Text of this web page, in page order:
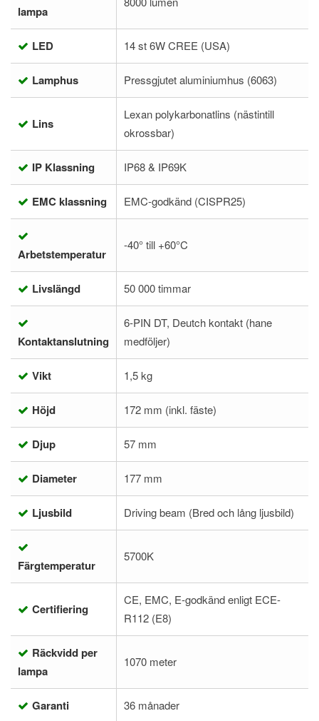
lampa
LED 14 st 6W CREE (USA)
Lamphus Pressgjutet aluminiumhus (6063)
Lins
Lexan polykarbonatlins (nästintill
okrossbar)
IP Klassning IP68 & IP69K
EMC klassning EMC-godkänd (CISPR25)
Arbetstemperatur
-40° till +60°C
Livslängd 50 000 timmar
Kontaktanslutning
6-PIN DT, Deutch kontakt (hane
medföljer)
Vikt 1,5 kg
Höjd 172 mm (inkl. fäste)
Djup 57 mm
Diameter 177 mm
Ljusbild Driving beam (Bred och lång ljusbild)
Färgtemperatur
5700K
Certifiering
CE, EMC, E-godkänd enligt ECE-
R112 (E8)
Räckvidd per
lampa
1070 meter
Garanti 36 månader